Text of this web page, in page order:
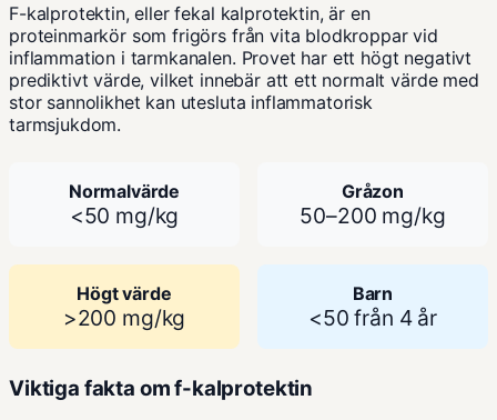
F-kalprotektin, eller fekal kalprotektin, är en
proteinmarkör som frigörs från vita blodkroppar vid
inflammation i tarmkanalen. Provet har ett högt negativt
prediktivt värde, vilket innebär att ett normalt värde med
stor sannolikhet kan utesluta inflammatorisk
tarmsjukdom.
Normalvärde
<50 mg/kg
Gråzon
50–200 mg/kg
Högt värde
>200 mg/kg
Barn
<50 från 4 år
Viktiga fakta om f-kalprotektin